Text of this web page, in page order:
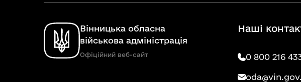
Вінницька обласна
військова адміністрація
Офіційний веб-сайт
Наші
0 800 216